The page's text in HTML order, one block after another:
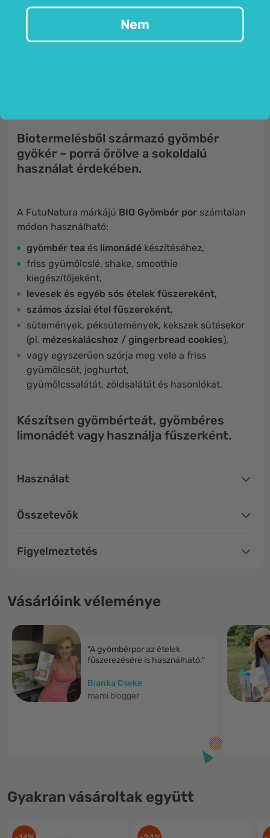
népszerű a friss gyömbér gyökerének használata is.
Intenzív, enyhén csípős és rendkívül aromás ízével
kiválóan alkalmas különféle ételek változatosabbá
Biotermelésből származó gyömbér
gyökér – porrá őrölve a sokoldalú
használat érdekében.
A FutuNatura márkájú BIO Gyömbér por számtalan
módon használható:
gyömbér tea és limonádé készítéséhez,
friss gyümölcslé, shake, smoothie
kiegészítőjeként,
levesek és egyéb sós ételek fűszereként,
számos ázsiai étel fűszereként,
sütemények, péksütemények, kekszek sütésekor
(pl. mézeskalácshoz / gingerbread cookies),
vagy egyszerűen szórja meg vele a friss
gyümölcsöt, joghurtot,
gyümölcssalátát, zöldsalátát és hasonlókat.
Készítsen gyömbérteát, gyömbéres
limonádét vagy használja fűszerként.
Használat
Összetevők
Figyelmeztetés
Vásárlóink véleménye
"A gyömbérpor az ételek
fűszerezésére is használható."
Bianka Cseke
mami blogger
Gyakran vásároltak együtt
Nem